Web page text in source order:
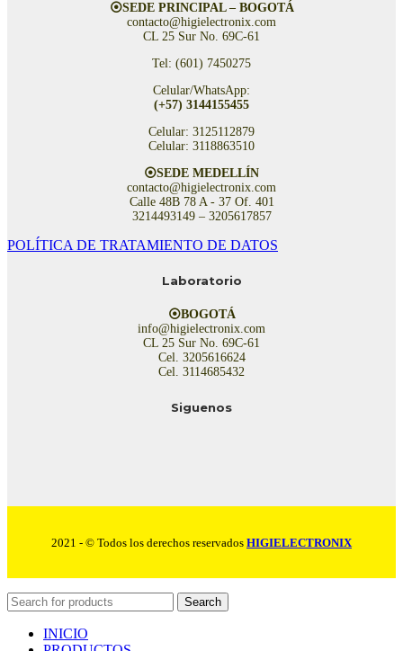
⦿SEDE PRINCIPAL – BOGOTÁ
contacto@higielectronix.com
CL 25 Sur No. 69C-61
Tel: (601) 7450275
Celular/WhatsApp:
(+57) 3144155455
Celular: 3125112879
Celular: 3118863510
⦿SEDE MEDELLÍN
contacto@higielectronix.com
Calle 48B 78 A - 37 Of. 401
3214493149 – 3205617857
POLÍTICA DE TRATAMIENTO DE DATOS
Laboratorio
⦿BOGOTÁ
info@higielectronix.com
CL 25 Sur No. 69C-61
Cel. 3205616624
Cel. 3114685432
Siguenos
2021 - © Todos los derechos reservados HIGIELECTRONIX
Search
INICIO